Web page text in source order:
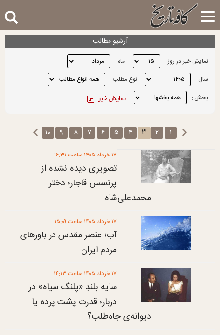
Toggle
navigation
آرشیو مطالب
نمایش خبر در روز :
ماه :
سال :
نوع مطلب :
بخش :
۱ ۲ ۳ ۴ ۵ ۶ ۷ ۸ ۹ ۱۰
۱۷ خرداد ۱۴۰۵ ساعت ۱۶:۳۱
تصویری دیده نشده از
پرنسس قاجار؛ دختر
محمدعلی‌شاه
۱۷ خرداد ۱۴۰۵ ساعت ۱۵:۰۹
آب؛ عنصر مقدس در باورهای
مردم ایران
۱۷ خرداد ۱۴۰۵ ساعت ۱۴:۱۳
سایه بلندِ «پلنگ سیاه» در
دربار؛ قدرت پشت پرده یا
دیوانه‌ی جاه‌طلب؟